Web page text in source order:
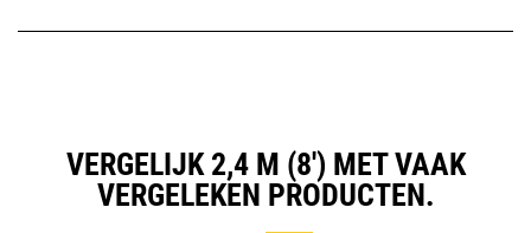
VERGELIJK 2,4 M (8') MET VAAK
VERGELEKEN PRODUCTEN.